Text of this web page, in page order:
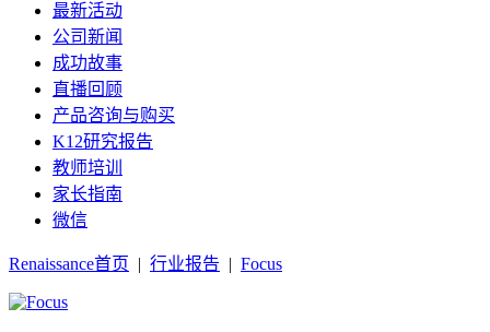
最新活动
公司新闻
成功故事
直播回顾
产品咨询与购买
K12研究报告
教师培训
家长指南
微信
Renaissance首页 | 行业报告 | Focus